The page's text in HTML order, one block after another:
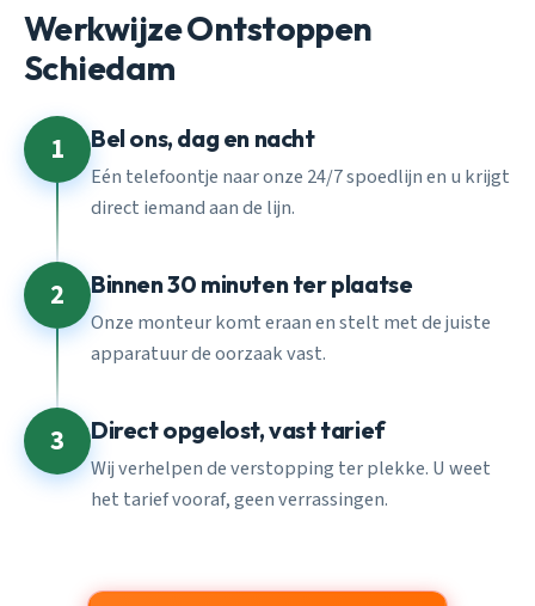
Werkwijze Ontstoppen
Schiedam
1 Bel ons, dag en nacht
Eén telefoontje naar onze 24/7 spoedlijn en u krijgt
direct iemand aan de lijn.
2 Binnen 30 minuten ter plaatse
Onze monteur komt eraan en stelt met de juiste
apparatuur de oorzaak vast.
3 Direct opgelost, vast tarief
Wij verhelpen de verstopping ter plekke. U weet
het tarief vooraf, geen verrassingen.